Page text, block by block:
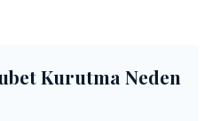
Kurutma Neden